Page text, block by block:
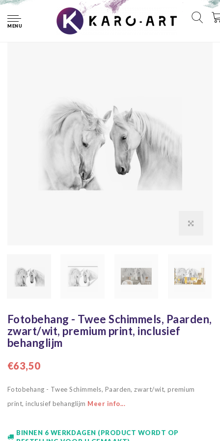
MENU
Fotobehang - Twee Schimmels, Paarden, zwart/wit,
premium print, inclusief behanglijm
Fotobehang - Twee Schimmels, Paarden,
zwart/wit, premium print, inclusief
behanglijm
€63,50
Fotobehang - Twee Schimmels, Paarden, zwart/wit, premium
print, inclusief behanglijm Meer info...
BINNEN 6 WERKDAGEN (PRODUCT WORDT OP